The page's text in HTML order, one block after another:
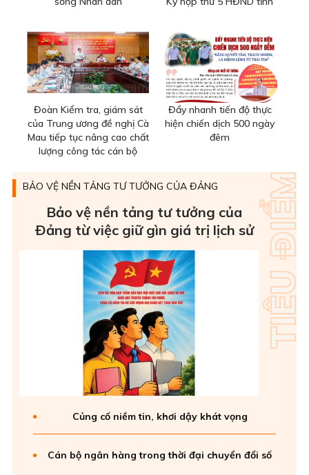
Đoàn Kiểm tra, giám sát
của Trung ương đề nghị Cà
Mau tiếp tục nâng cao chất
lượng công tác cán bộ
Đẩy nhanh tiến độ thực
hiện chiến dịch 500 ngày
đêm
BẢO VỆ NỀN TẢNG TƯ TƯỞNG CỦA ĐẢNG
Bảo vệ nền tảng tư tưởng của
Ðảng từ việc giữ gìn giá trị lịch sử
Củng cố niềm tin, khơi dậy khát vọng
Cán bộ ngân hàng trong thời đại chuyển đổi số